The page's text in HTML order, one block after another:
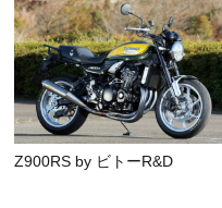
Z900RS by ビトーR&D